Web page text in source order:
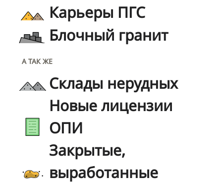
Карьеры ПГС
Блочный гранит
А ТАК ЖЕ
Склады нерудных
Новые лицензии
ОПИ
Закрытые,
выработанные